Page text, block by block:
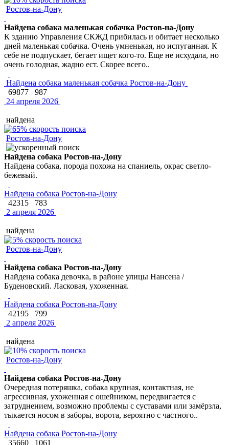
Ростов-на-Дону
Найдена собака маленькая собачка Ростов-на-Дону
К зданию Управления СКЖД прибилась и обитает несколько
дней маленькая собачка. Очень умненькая, но испуганная. К
себе не подпускает, бегает ищет кого-то. Еще не исхудала, но
очень голодная, жадно ест. Скорее всего..
Найдена собака маленькая собачка Ростов-на-Дону
69877
987
24 апреля 2026
найдена
Ростов-на-Дону
Найдена собака Ростов-на-Дону
Найдена собака, порода похожа на спаниель, окрас светло-
бежевый.
Найдена собака Ростов-на-Дону
42315
783
2 апреля 2026
найдена
Ростов-на-Дону
Найдена собака Ростов-на-Дону
Найдена собака девочка, в районе улицы Нансена /
Буденовский. Ласковая, ухоженная.
Найдена собака Ростов-на-Дону
42195
799
2 апреля 2026
найдена
Ростов-на-Дону
Найдена собака Ростов-на-Дону
Очередная потеряшка, собака крупная, контактная, не
агрессивная, ухоженная с ошейником, передвигается с
затруднением, возможно проблемы с суставами или замёрзла,
тыкается носом в заборы, ворота, вероятно с частного..
Найдена собака Ростов-на-Дону
35660
1061